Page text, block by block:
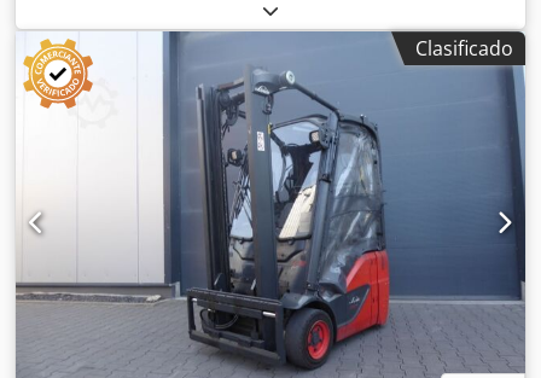
1.200 kg, altura de elevación:
mm, tipo de combustible:eléctrico, tipo de mástil:
Simplex
, longitud de la
horquilla:
, tipo de accionamiento:
Apilador eléctrico de 3 ruedas Tipo de mástil: Estándar
Estado técnico: bueno Neumáticos delanteros, tipo:
Superelástico Estado de los neumáticos delanteros: 60-
80% Neumáticos traseros, tipo: Superelástico Estado de los
neumáticos traseros: 20-40% Voltaje de la batería: 24 V
Capacidad de la batería: 575 Ah Dwsdpfxozd Iqis Ab Isa
Año de fabricación de la batería: 2018 Descripción: El
equipo se repintará parcialmente, si es necesario, y se
realizará una revisión en el taller y una inspección de
seguridad. Los precios se proporcionarán bajo petición.
Clasificado